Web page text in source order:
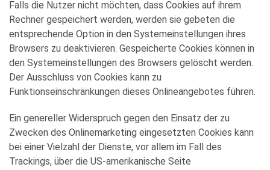
Falls die Nutzer nicht möchten, dass Cookies auf ihrem
Rechner gespeichert werden, werden sie gebeten die
entsprechende Option in den Systemeinstellungen ihres
Browsers zu deaktivieren. Gespeicherte Cookies können in
den Systemeinstellungen des Browsers gelöscht werden.
Der Ausschluss von Cookies kann zu
Funktionseinschränkungen dieses Onlineangebotes führen.
Ein genereller Widerspruch gegen den Einsatz der zu
Zwecken des Onlinemarketing eingesetzten Cookies kann
bei einer Vielzahl der Dienste, vor allem im Fall des
Trackings, über die US-amerikanische Seite